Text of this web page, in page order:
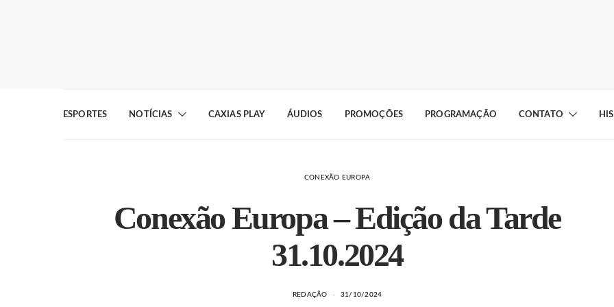
ESPORTES NOTÍCIAS CAXIAS PLAY ÁUDIOS PROMOÇÕES PROGRAMAÇÃO CONTATO
CONEXÃO EUROPA
Conexão Europa – Edição da Tarde
31.10.2024
REDAÇÃO 31/10/2024